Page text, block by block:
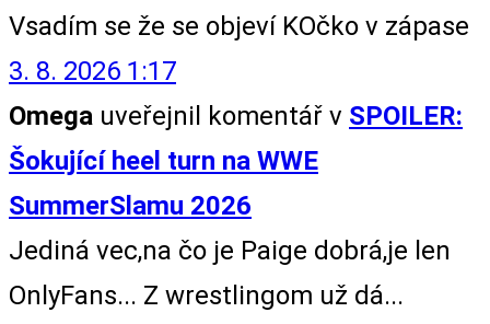
Vsadím se že se objeví KOčko v zápase
3. 8. 2026 1:17
Omega uveřejnil komentář v SPOILER:
Šokující heel turn na WWE
SummerSlamu 2026
Jediná vec,na čo je Paige dobrá,je len
OnlyFans... Z wrestlingom už dá...